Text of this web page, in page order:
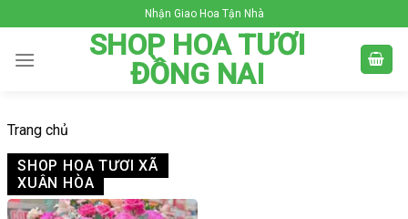
to
content
Nhận Giao Hoa Tận Nhà
SHOP HOA TƯƠI
ĐỒNG NAI
Trang chủ
SHOP HOA TƯƠI XÃ
XUÂN HÒA